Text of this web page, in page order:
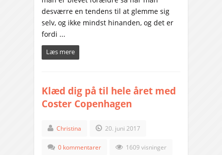
desværre en tendens til at glemme sig
selv, og ikke mindst hinanden, og det er
fordi ...
Læs mere
Klæd dig på til hele året med
Coster Copenhagen
Christina 20. juni 2017
0 kommentarer 1609 visninger